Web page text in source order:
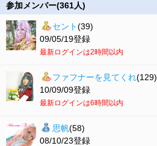
参加メンバー(361人)
セント(39)
09/05/19登録
最新ログインは2時間以内
ファフナーを見てくれ(129)
10/09/09登録
最新ログインは6時間以内
思帆(58)
08/10/23登録